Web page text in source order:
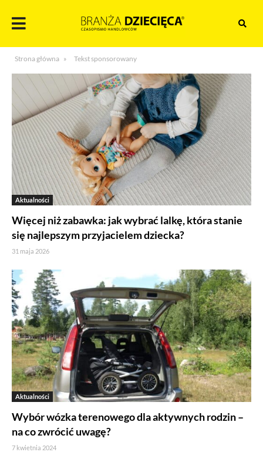
treści
Branża
dziecięca
Strona główna » Tekst sponsorowany
Aktualności
Więcej niż zabawka: jak wybrać lalkę, która stanie
się najlepszym przyjacielem dziecka?
31 maja 2026
Aktualności
Wybór wózka terenowego dla aktywnych rodzin –
na co zwrócić uwagę?
7 kwietnia 2024